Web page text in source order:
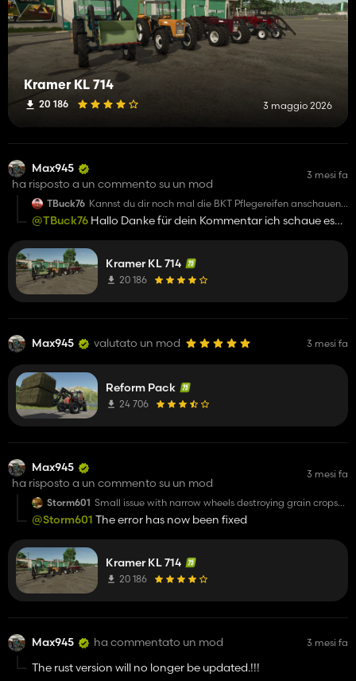
Kramer KL 714
20 186 3 maggio 2026
Max945
ha risposto a un commento su un mod
3 mesi fa
TBuck76 Kannst du dir noch mal die BKT Pflegereifen anschauen,
dort schweben die Vorderreifen leicht in der Luft - Danke!
@TBuck76 Hallo Danke für dein Kommentar ich schaue es
Kramer KL 714
20 186
Max945 valutato un mod 3 mesi fa
Reform Pack
24 706
Max945
ha risposto a un commento su un mod
3 mesi fa
Storm601 Small issue with narrow wheels destroying grain crops
cant really spray crops but a awesome kit other wise
@Storm601 The error has now been fixed
Kramer KL 714
20 186
Max945 ha commentato un mod 3 mesi fa
The rust version will no longer be updated.!!!